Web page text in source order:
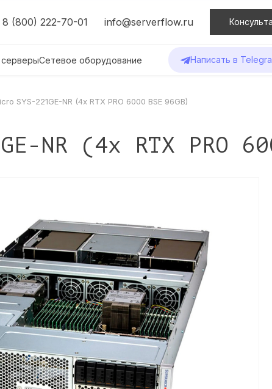
8 (800) 222-70-01 info@serverflow.ru
серверыСетевое оборудование Написать в
SYS-221GE-NR (4x RTX PRO 6000 BSE 96GB)
NR (4x RTX PRO